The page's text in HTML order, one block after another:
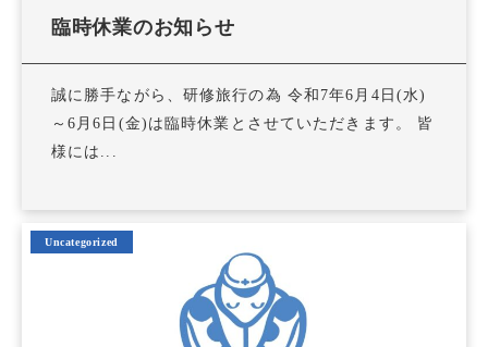
臨時休業のお知らせ
誠に勝手ながら、研修旅行の為 令和7年6月4日(水)
～6月6日(金)は臨時休業とさせていただきます。 皆
様には...
Uncategorized